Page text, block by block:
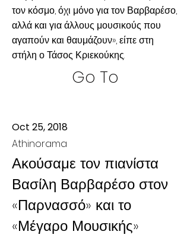
τον κόσμο, όχι μόνο για τον Βαρβαρέσο,
αλλά και για άλλους μουσικούς που
αγαπούν και θαυμάζουν», είπε στη
στήλη ο Τάσος Κριεκούκης.
Go To
Oct 25, 2018
Athinorama
Ακούσαμε τον πιανίστα
Βασίλη Βαρβαρέσο στον
«Παρνασσό» και το
«Μέγαρο Μουσικής»